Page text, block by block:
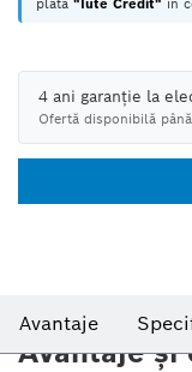
plată "Iute Credit" în
4 ani garanție la
Ofertă disponibilă
Avantaje
Avantaje și